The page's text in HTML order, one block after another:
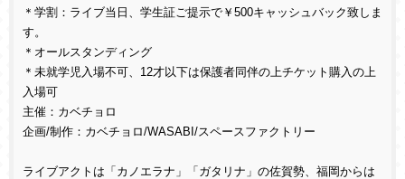
＊学割：ライブ当日、学生証ご提示で￥500キャッシュバック致しま
す。
＊オールスタンディング
＊未就学児入場不可、12才以下は保護者同伴の上チケット購入の上
入場可
主催：カベチョロ
企画/制作：カベチョロ/WASABI/スペースファクトリー
ライブアクトは「カノエラナ」「ガタリナ」の佐賀勢、福岡からは